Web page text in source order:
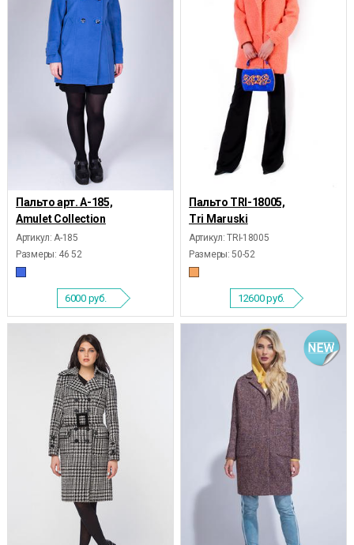
Пальто арт. А-185,
Amulet Collection
Артикул: А-185
Размеры: 46 52
6000 руб.
Пальто TRI-18005,
Tri Maruski
Артикул: TRI-18005
Размеры: 50-52
12600руб.